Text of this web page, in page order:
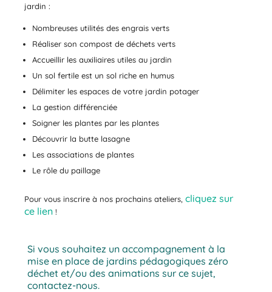
jardin :
Nombreuses utilités des engrais verts
Réaliser son compost de déchets verts
Accueillir les auxiliaires utiles au jardin
Un sol fertile est un sol riche en humus
Délimiter les espaces de votre jardin potager
La gestion différenciée
Soigner les plantes par les plantes
Découvrir la butte lasagne
Les associations de plantes
Le rôle du paillage
Pour vous inscrire à nos prochains ateliers, cliquez sur
ce lien !
Si vous souhaitez un accompagnement à la
mise en place de jardins pédagogiques zéro
déchet et/ou des animations sur ce sujet,
contactez-nous.